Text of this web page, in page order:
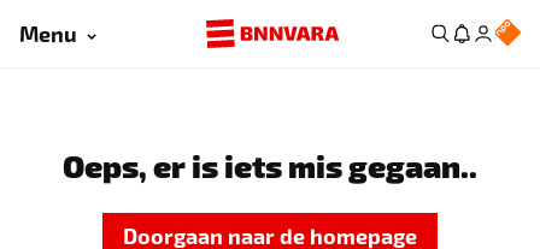
Menu
Oeps, er is iets mis gegaan..
Doorgaan naar de homepage